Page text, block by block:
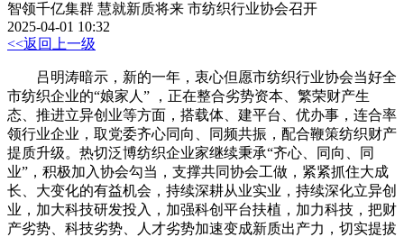
智领千亿集群 慧就新质将来 市纺织行业协会召开
2025-04-01 10:32
<<返回上一级
吕明涛暗示，新的一年，衷心但愿市纺织行业协会当好全
市纺织企业的“娘家人” ，正在整合劣势资本、繁荣财产生
态、推进立异创业等方面，搭载体、建平台、优办事，连合率
领行业企业，取党委齐心同向、同频共振，配合鞭策纺织财产
提质升级。热切泛博纺织企业家继续秉承“齐心、同向、同
业”，积极加入协会勾当，支撑共同协会工做，紧紧抓住大成
长、大变化的有益机会，持续深耕从业实业，持续深化立异创
业，加大科技研发投入，加强科创平台扶植，加力科技，把财
产劣势、科技劣势、人才劣势加速变成新质出产力，切实提拔